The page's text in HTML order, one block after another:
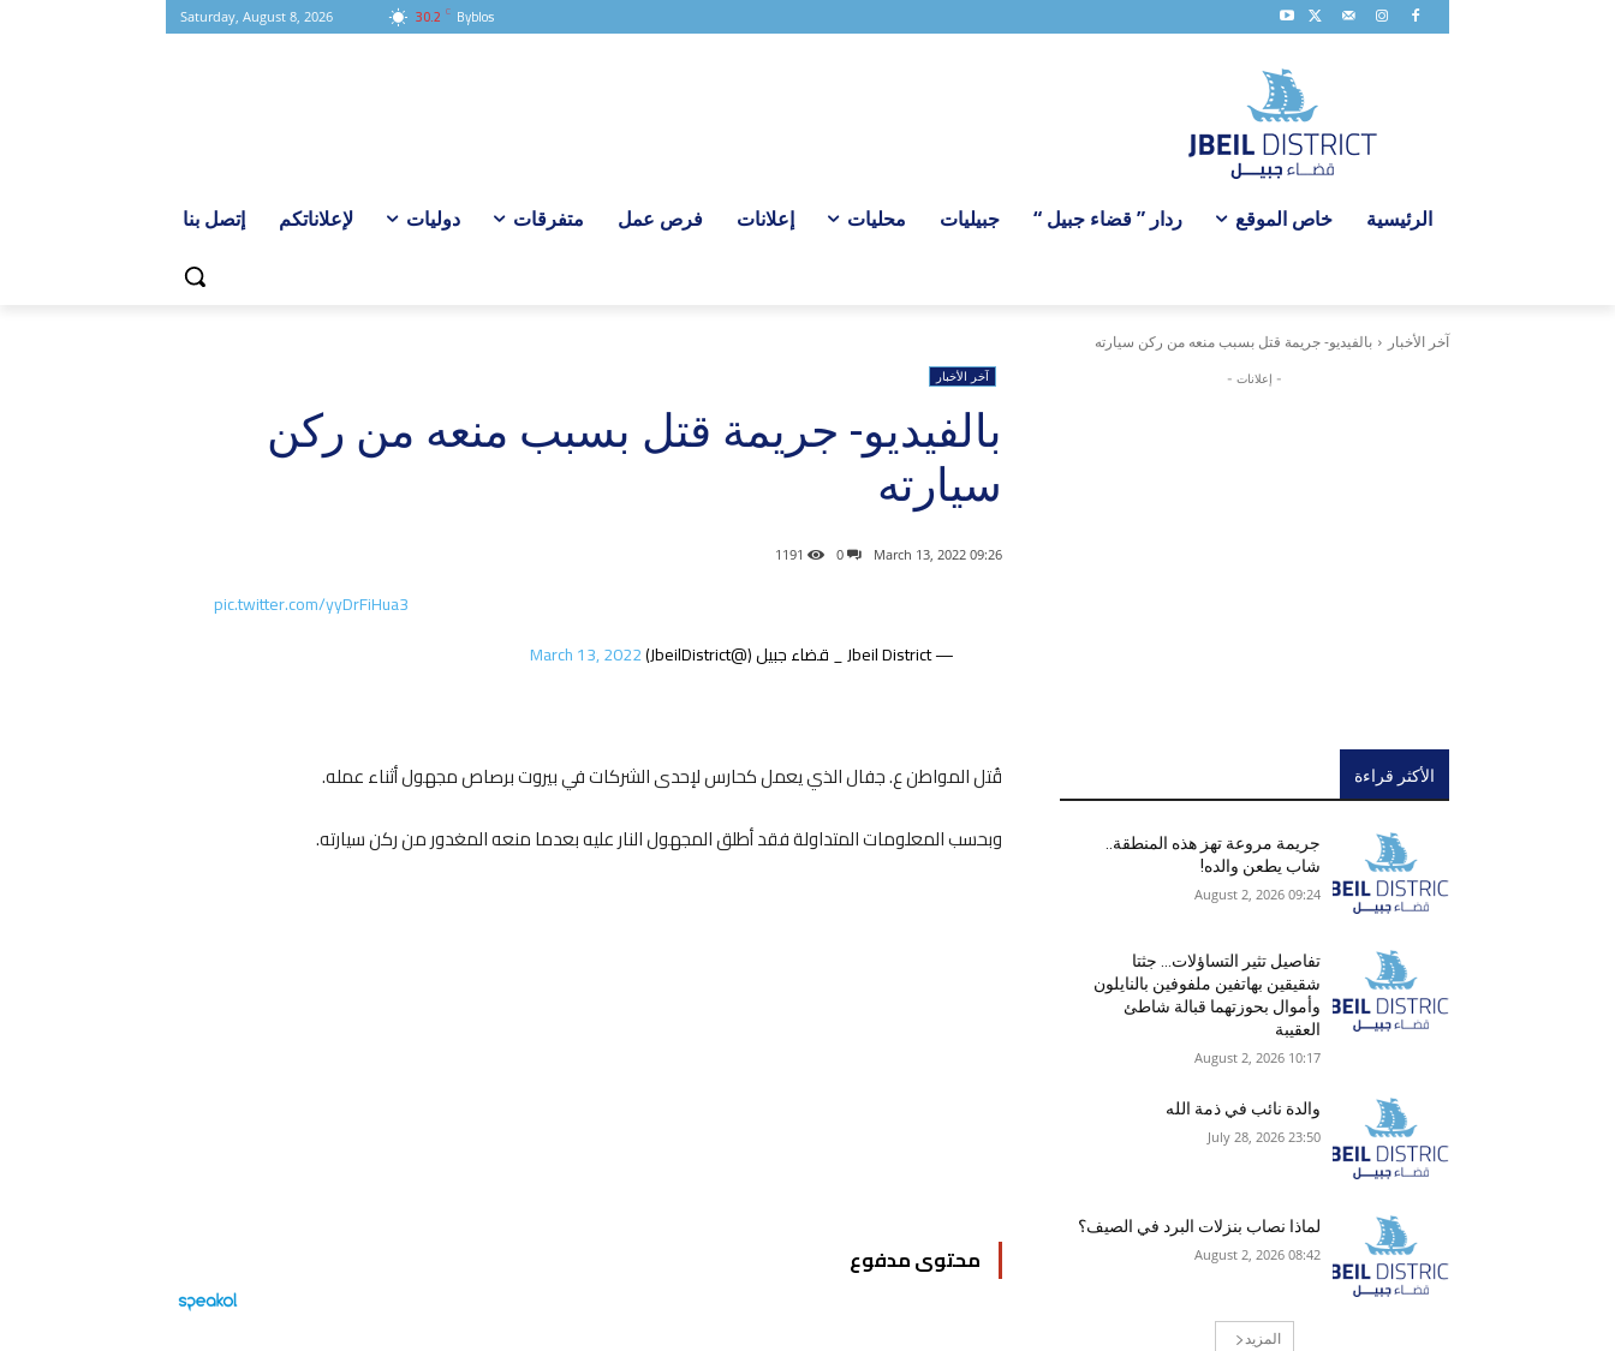
30.2 C Byblos
Saturday, August 8, 2026
الرئيسية خاص الموقع ردار ” قضاء جبيل “ جبيليات محليات إعلانات فرص عمل متفرقات دوليات لإعلاناتكم إتصل بنا
آخر الأخبار بالفيديو- جريمة قتل بسبب منعه من ركن سيارته
آخر الأخبار
بالفيديو- جريمة قتل بسبب منعه من ركن
سيارته
09:26 2022 ,March 13
0
1191
pic.twitter.com/yyDrFiHua3
— Jbeil District _ قضاء جبيل (@JbeilDistrict)
March 13, 2022
قُتل المواطن ع. جفال الذي يعمل كحارس لإحدى الشركات في بيروت برصاص مجهول أثناء عمله.
وبحسب المعلومات المتداولة فقد أطلق المجهول النار عليه بعدما منعه المغدور من ركن سيارته.
محتوى مدفوع
- إعلانات -
الأكثر قراءة
جريمة مروعة تهز هذه المنطقة..
شاب يطعن والده!
09:24 2026 ,August 2
تفاصيل تثير التساؤلات… جثتا
شقيقين بهاتفين ملفوفين بالنايلون
وأموال بحوزتهما قبالة شاطئ
العقيبة
10:17 2026 ,August 2
والدة نائب في ذمة الله
23:50 2026 ,July 28
لماذا نصاب بنزلات البرد في الصيف؟
08:42 2026 ,August 2
المزيد